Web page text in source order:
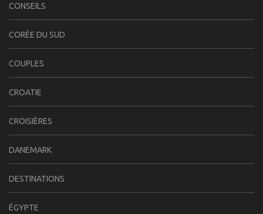
CONSEILS
CORÉE DU SUD
COUPLES
CROATIE
CROISIÈRES
DANEMARK
DESTINATIONS
ÉGYPTE